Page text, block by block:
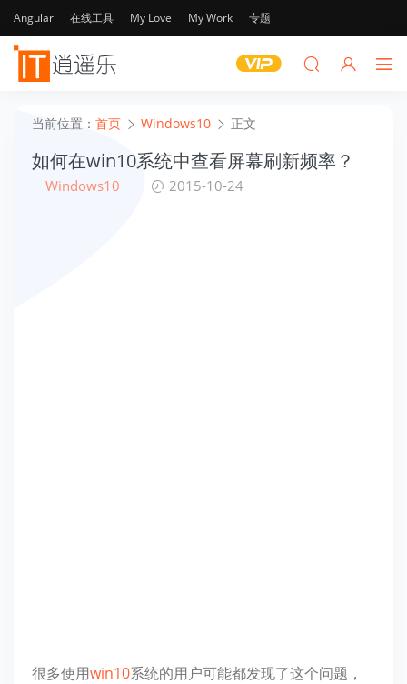
Angular 在线工具 My Love My Work 专题
当前位置： 首页 Windows10 正文
如何在win10系统中查看屏幕刷新频率？
Windows10 2015-10-24
很多使用win10系统的用户可能都发现了这个问题，